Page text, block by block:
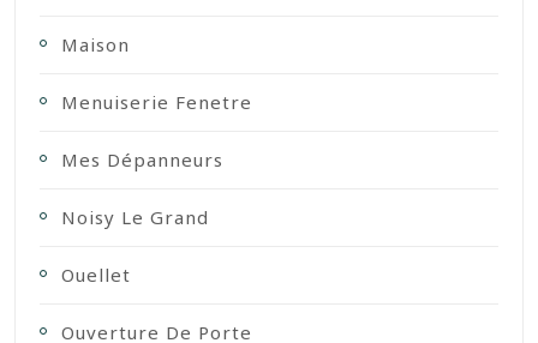
Maison
Menuiserie Fenetre
Mes Dépanneurs
Noisy Le Grand
Ouellet
Ouverture De Porte